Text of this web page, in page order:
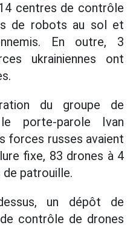
centres de contrôle
de robots au sol et
En outre, 3
ukrainiennes ont
du groupe de
porte-parole Ivan
forces russes avaient
fixe, 83 drones à 4
patrouille.
un dépôt de
contrôle de drones